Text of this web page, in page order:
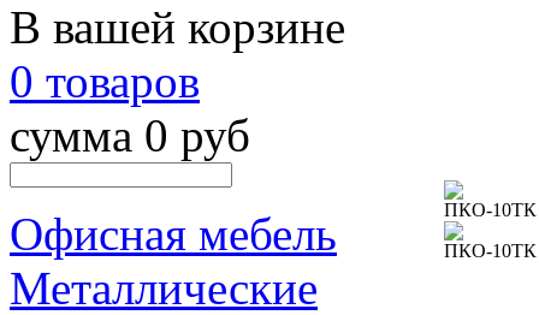
В вашей корзине
0 товаров
сумма 0 руб
Офисная мебель
Металлические